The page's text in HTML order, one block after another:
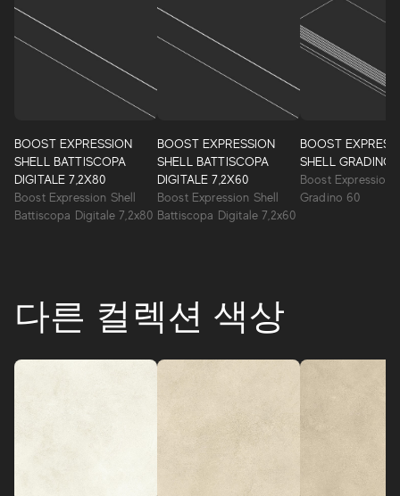
BOOST EXPRESSION
SHELL BATTISCOPA
DIGITALE 7,2X80
Boost Expression Shell
Battiscopa Digitale 7,2x80
BOOST EXPRESSION
SHELL BATTISCOPA
DIGITALE 7,2X60
Boost Expression Shell
Battiscopa Digitale 7,2x60
BOOST
SHELL GRADINO
Boost Expression
Gradino 60
다른 컬렉션 색상